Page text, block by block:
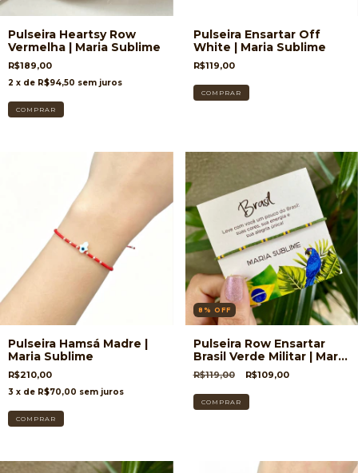
Pulseira Heartsy Row
Vermelha | Maria Sublime
R$189,00
2 x de R$94,50 sem juros
Pulseira Ensartar Off
White | Maria Sublime
R$119,00
Pulseira Hamsá Madre |
Maria Sublime
R$210,00
3 x de R$70,00 sem juros
8 % OFF
Pulseira Row Ensartar
Brasil Verde Militar | Maria
Sublime
R$119,00 R$109,00